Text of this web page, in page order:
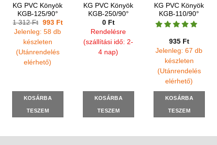
KG PVC Könyök
KGB-125/90°
1 312Ft Original
price
was:
1
993 FtCurrent
993 Ft.
Jelenleg: 58 db
készleten
(Utánrendelés
elérhető)
KOSÁRBA
TESZEM
KG PVC Könyök
KGB-250/90°
0 Ft
Rendelésre
(szállítási idő: 2-
4 nap)
KOSÁRBA
TESZEM
KG PVC Könyök
KGB-110/90°
935 Ft
Jelenleg: 67 db
készleten
(Utánrendelés
elérhető)
KOSÁRBA
TESZEM